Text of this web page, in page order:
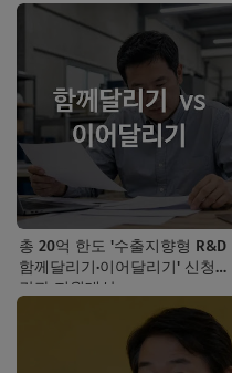
총 20억 한도 '수출지향형 R&D
함께달리기·이어달리기' 신청기
간과 지원대상